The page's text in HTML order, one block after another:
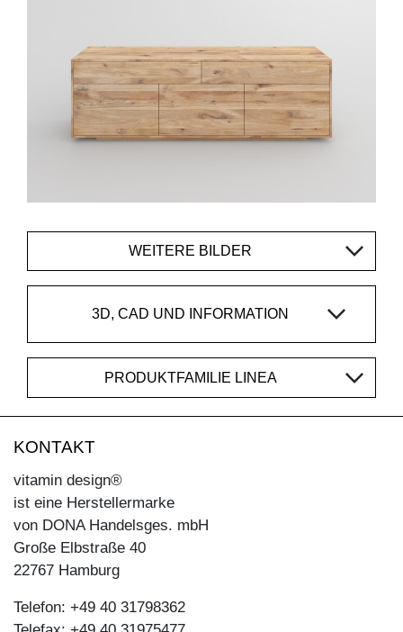
WEITERE BILDER
3D, CAD UND INFORMATION
PRODUKTFAMILIE LINEA
KONTAKT
vitamin design®
ist eine Herstellermarke
von DONA Handelsges. mbH
Große Elbstraße 40
22767 Hamburg
Telefon: +49 40 31798362